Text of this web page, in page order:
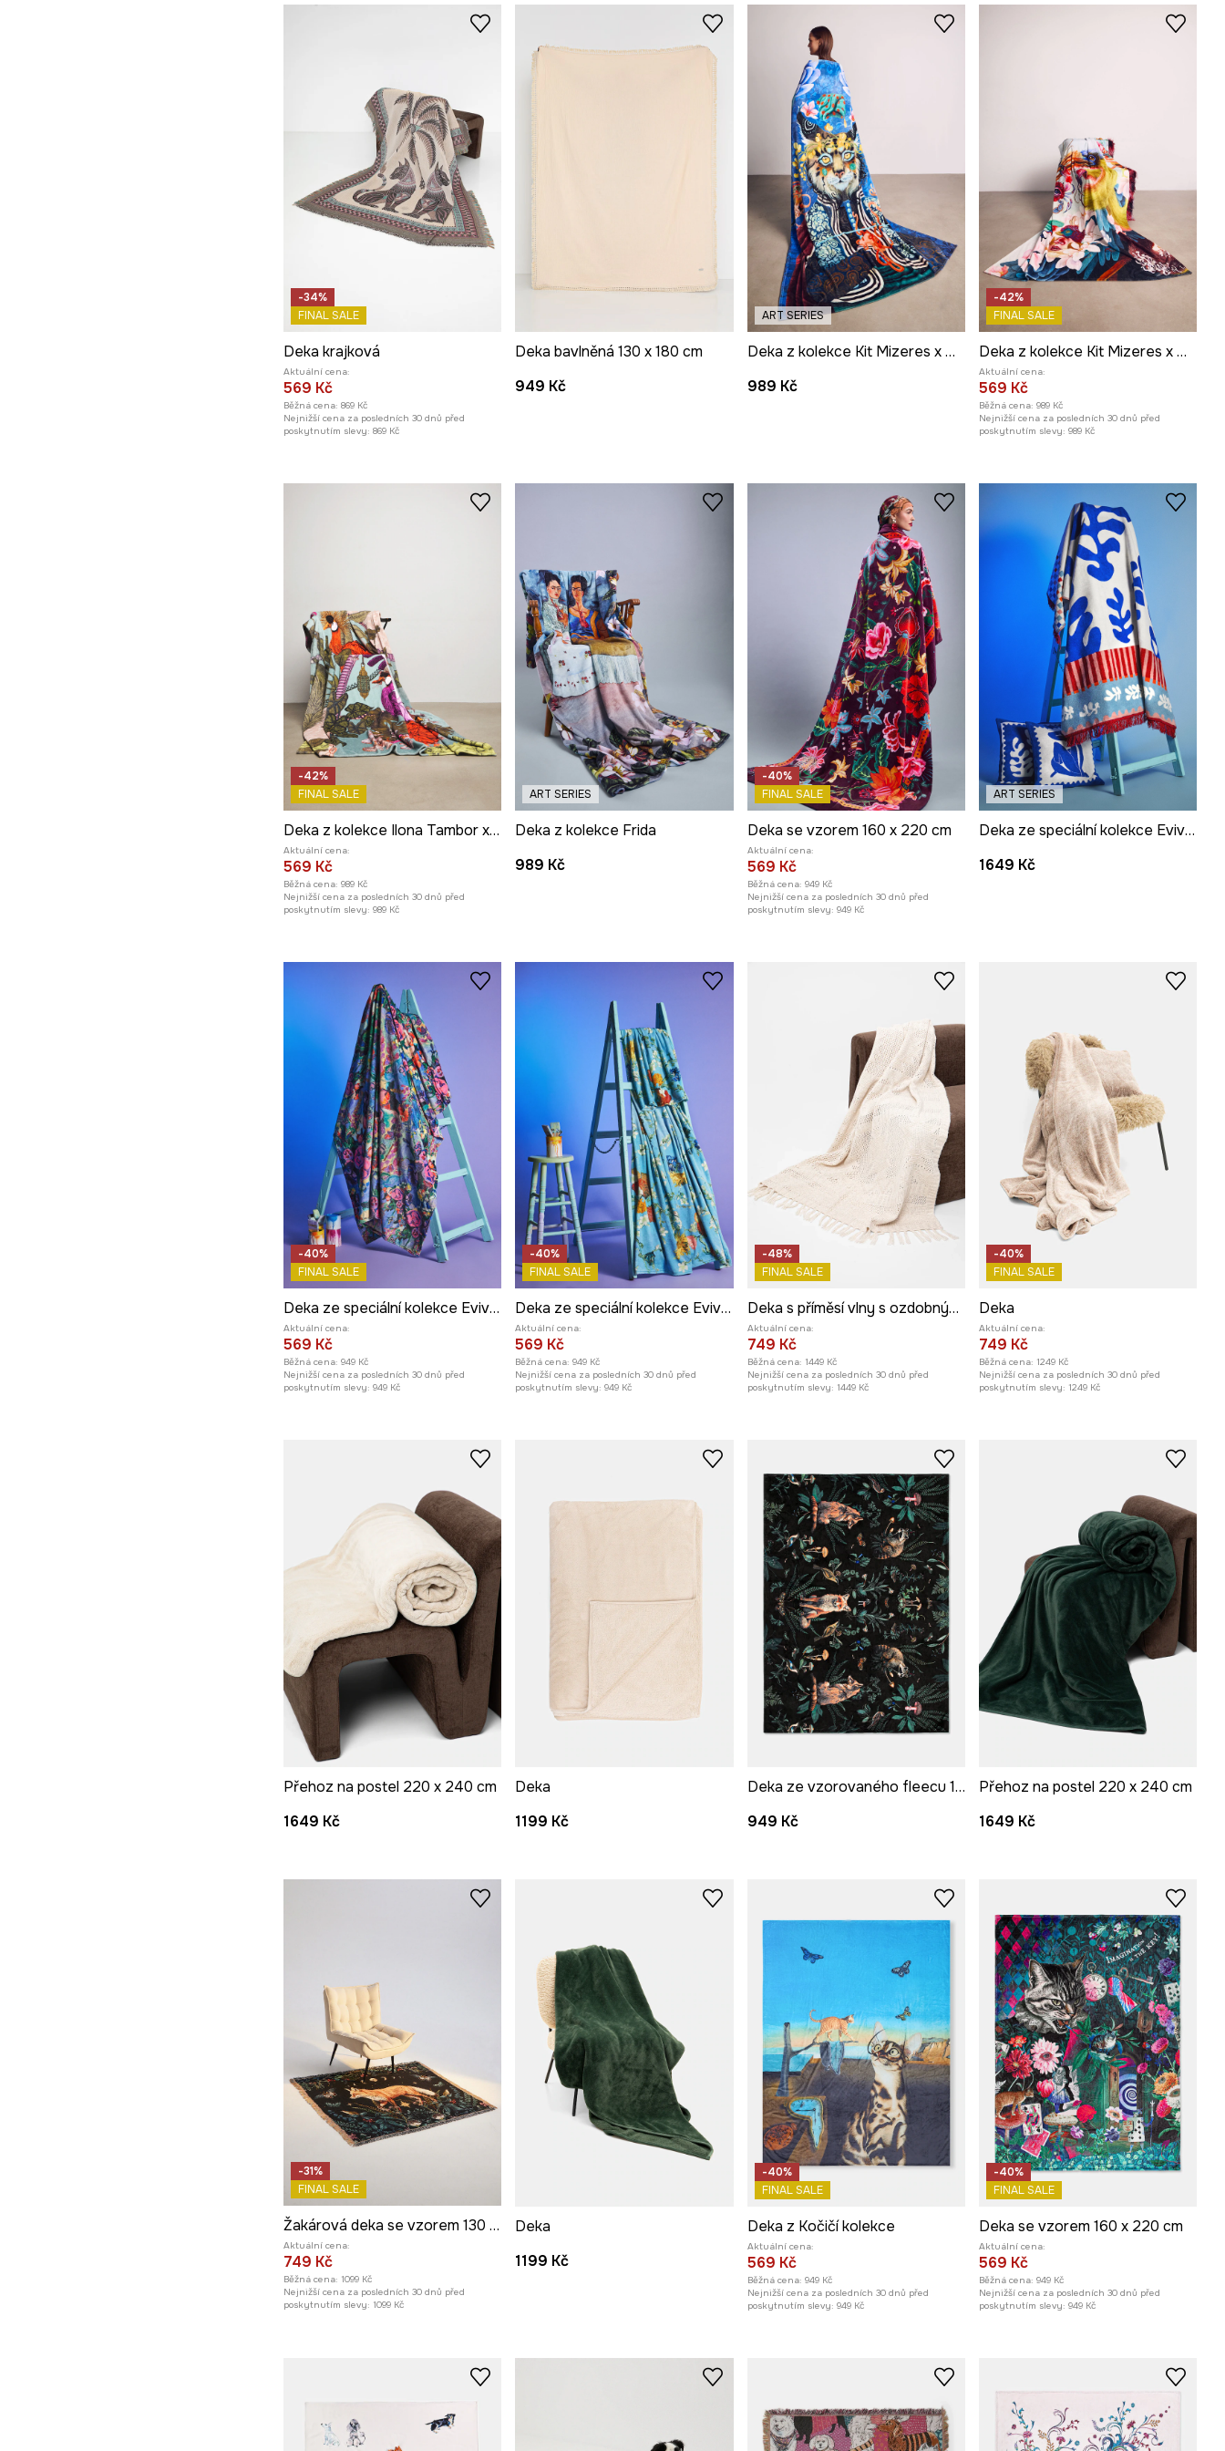
-34%
FINAL SALE
Deka krajková
Aktuální cena:
569 Kč
Běžná cena: 869 Kč
Nejnižší cena za posledních 30 dnů před
poskytnutím slevy: 869 Kč
Deka bavlněná 130 x 180 cm
949 Kč
ART SERIES
Deka z kolekce Kit Mizeres x Medicine
989 Kč
-42%
FINAL SALE
Deka z kolekce Kit Mizeres x Medicine
Aktuální cena:
569 Kč
Běžná cena: 989 Kč
Nejnižší cena za posledních 30 dnů před
poskytnutím slevy: 989 Kč
-42%
FINAL SALE
Deka z kolekce Ilona Tambor x Medicine
Aktuální cena:
569 Kč
Běžná cena: 989 Kč
Nejnižší cena za posledních 30 dnů před
poskytnutím slevy: 989 Kč
ART SERIES
Deka z kolekce Frida
989 Kč
-40%
FINAL SALE
Deka se vzorem 160 x 220 cm
Aktuální cena:
569 Kč
Běžná cena: 949 Kč
Nejnižší cena za posledních 30 dnů před
poskytnutím slevy: 949 Kč
ART SERIES
Deka ze speciální kolekce Eviva L'arte
1649 Kč
-40%
FINAL SALE
Deka ze speciální kolekce Eviva L'arte
Aktuální cena:
569 Kč
Běžná cena: 949 Kč
Nejnižší cena za posledních 30 dnů před
poskytnutím slevy: 949 Kč
-40%
FINAL SALE
Deka ze speciální kolekce Eviva L'arte
Aktuální cena:
569 Kč
Běžná cena: 949 Kč
Nejnižší cena za posledních 30 dnů před
poskytnutím slevy: 949 Kč
-48%
FINAL SALE
Deka s příměsí vlny s ozdobnými třásněmi
Aktuální cena:
749 Kč
Běžná cena: 1449 Kč
Nejnižší cena za posledních 30 dnů před
poskytnutím slevy: 1449 Kč
-40%
FINAL SALE
Deka
Aktuální cena:
749 Kč
Běžná cena: 1249 Kč
Nejnižší cena za posledních 30 dnů před
poskytnutím slevy: 1249 Kč
Přehoz na postel 220 x 240 cm
1649 Kč
Deka
1199 Kč
Deka ze vzorovaného fleecu 160 x 220 cm
949 Kč
Přehoz na postel 220 x 240 cm
1649 Kč
-31%
FINAL SALE
Žakárová deka se vzorem 130 x 160 cm více barev
Aktuální cena:
749 Kč
Běžná cena: 1099 Kč
Nejnižší cena za posledních 30 dnů před
poskytnutím slevy: 1099 Kč
Deka
1199 Kč
-40%
FINAL SALE
Deka z Kočičí kolekce
Aktuální cena:
569 Kč
Běžná cena: 949 Kč
Nejnižší cena za posledních 30 dnů před
poskytnutím slevy: 949 Kč
-40%
FINAL SALE
Deka se vzorem 160 x 220 cm
Aktuální cena:
569 Kč
Běžná cena: 949 Kč
Nejnižší cena za posledních 30 dnů před
poskytnutím slevy: 949 Kč